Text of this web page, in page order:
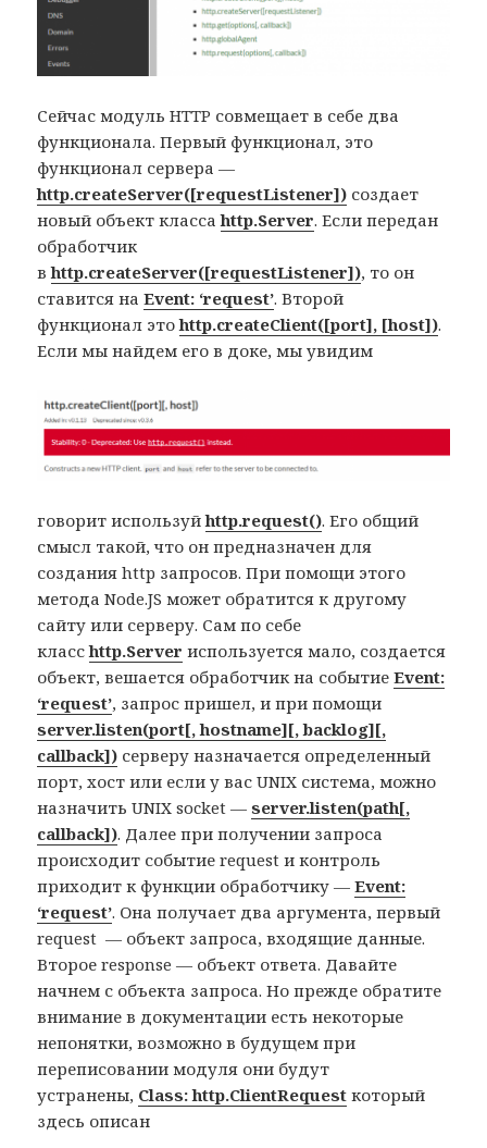
Сейчас модуль HTTP совмещает в себе два
функционала. Первый функционал, это
функционал сервера —
http.createServer([requestListener]) создает
новый объект классаhttp.Server. Если передан
обработчик
вhttp.createServer([requestListener]), то он
ставится наEvent: ‘request’. Второй
функционал этоhttp.createClient([port], [host]).
Если мы найдем его в доке, мы увидим
говорит используйhttp.request(). Его общий
смысл такой, что он предназначен для
создания http запросов. При помощи этого
метода Node.JS может обратится к другому
сайту или серверу. Сам по себе
классhttp.Server используется мало, создается
объект, вешается обработчик на событиеEvent:
‘request’, запрос пришел, и при помощи
server.listen(port[, hostname][, backlog][,
callback]) серверу назначается определенный
порт, хост или если у вас UNIX система, можно
назначить UNIX socket —server.listen(path[,
callback]). Далее при получении запроса
происходит событие request и контроль
приходит к функции обработчику —Event:
‘request’. Она получает два аргумента, первый
request — объект запроса, входящие данные.
Второе response — объект ответа. Давайте
начнем с объекта запроса. Но прежде обратите
внимание в документации есть некоторые
непонятки, возможно в будущем при
переписовании модуля они будут
устранены, Class: http.ClientRequest который
здесь описан